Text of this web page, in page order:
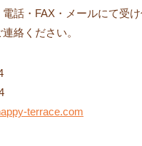
話・FAX・メールにて受
絡ください。
terrace.com